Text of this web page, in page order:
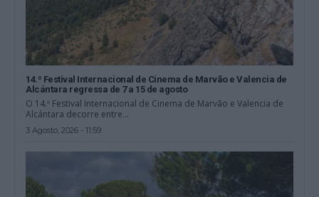
14.º Festival Internacional de Cinema de Marvão e Valencia de
Alcántara regressa de 7 a 15 de agosto
O 14.º Festival Internacional de Cinema de Marvão e Valencia de
Alcántara decorre entre...
3 Agosto, 2026 - 11:59